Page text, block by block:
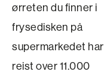
ørreten du finner i
frysedisken på
supermarkedet har
reist over 11.000